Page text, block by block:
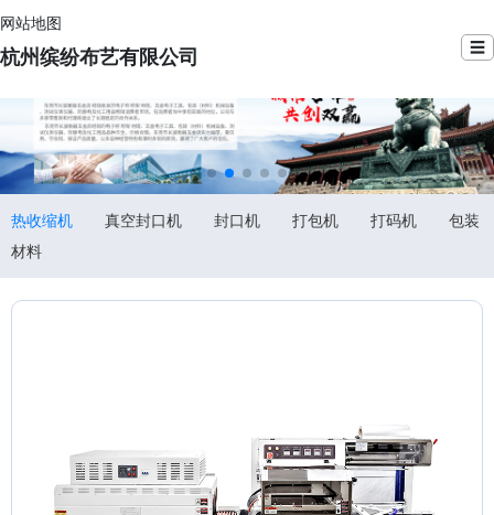
网站地图
杭州缤纷布艺有限公司 ☰
热收缩机 真空封口机 封口机 打包机 打码机
包装
材料